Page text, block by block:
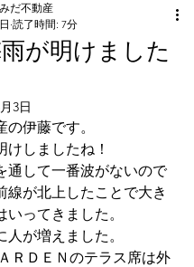
が明けました
だ不動産
読了時間: 7分
3日
伊藤です。
けしましたね！
通して一番波がないので
線が北上したことで大き
いってきました。
が増えました。
ＲＤＥＮのテラス席は外